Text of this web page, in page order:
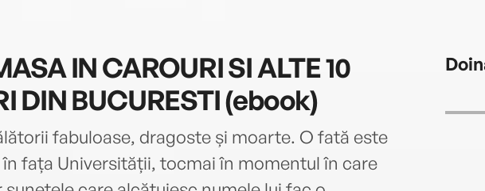
IN CAROURI SI ALTE 10
DIN BUCURESTI (ebook)
fabuloase, dragoste și moarte. O fată este
fața Universității, tocmai în momentul în care